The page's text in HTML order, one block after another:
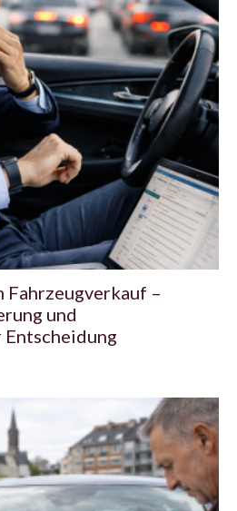
Fahrzeugverkauf –
und